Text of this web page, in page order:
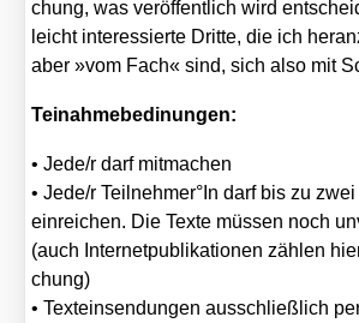
chung, was ver­öf­fent­lich wird
leicht inter­es­sier­te Drit­te, die ich
aber »vom Fach« sind, sich also mit
Tei­nah­me­be­di­nun­gen:
• Jede/​r darf mit­ma­chen
• Jede/​r Teilnehmer°In darf bis zu
ein­rei­chen. Die Tex­te müs­sen noch
(auch Inter­net­pu­bli­ka­tio­nen zäh­len
chung)
• Text­ein­sen­dun­gen aus­schließ­lich